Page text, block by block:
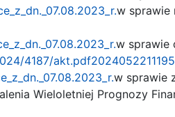
w sprawie
w sprawie
4187/akt.pdf
w sprawie
Wieloletniej Prognozy